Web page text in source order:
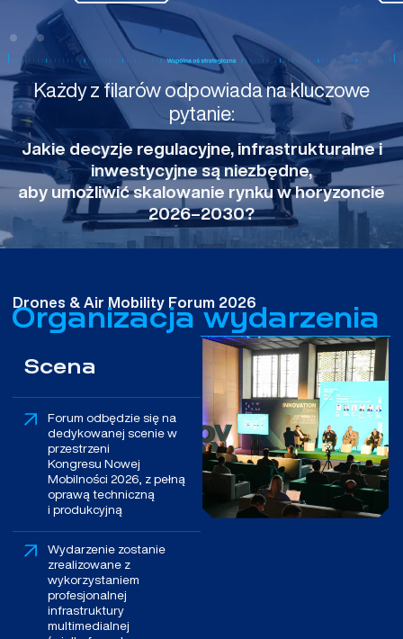
Każdy z filarów odpowiada na kluczowe
pytanie:
Jakie decyzje regulacyjne, infrastrukturalne i
inwestycyjne są niezbędne,
aby umożliwić skalowanie rynku w horyzoncie
2026–2030?
Drones & Air Mobility Forum 2026
Organizacja wydarzenia
Scena
Forum odbędzie się na
dedykowanej scenie w
przestrzeni
Kongresu Nowej
Mobilności 2026, z pełną
oprawą techniczną
i produkcyjną
Wydarzenie zostanie
zrealizowane z
wykorzystaniem
profesjonalnej
infrastruktury
multimedialnej